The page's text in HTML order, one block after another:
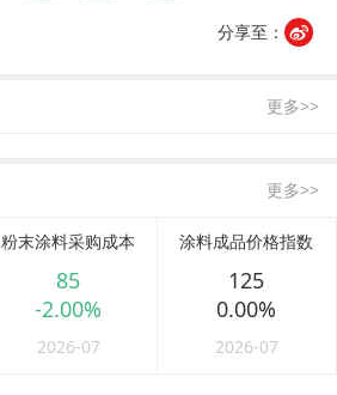
分享至：
更多>>
更多>>
粉末涂料采购成本
85
-2.00%
2026-07
涂料成品价格指数
125
0.00%
2026-07